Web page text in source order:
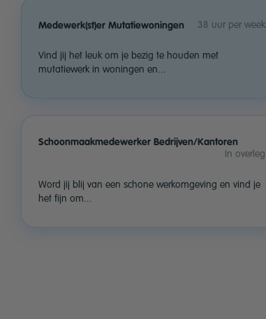
Medewerk(st)er Mutatiewoningen 38 uur per week
Vind jij het leuk om je bezig te houden met
mutatiewerk in woningen en...
Schoonmaakmedewerker Bedrijven/Kantoren
In overleg
Word jij blij van een schone werkomgeving en vind je
het fijn om...